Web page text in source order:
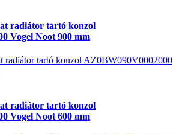
radiátor tartó konzol
Vogel Noot 900 mm
radiátor tartó konzol AZ0BW090V0002000
radiátor tartó konzol
Vogel Noot 600 mm